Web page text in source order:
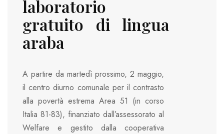
laboratorio
gratuito di lingua
araba
A partire da martedì prossimo, 2 maggio,
il centro diurno comunale per il contrasto
alla povertà estrema Area 51 (in corso
Italia 81-83), finanziato dall’assessorato al
Welfare e gestito dalla cooperativa